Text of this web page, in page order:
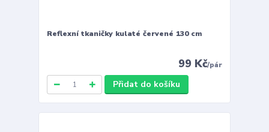
Reflexní tkaničky kulaté červené 130 cm
99 Kč/pár
Přidat do košíku